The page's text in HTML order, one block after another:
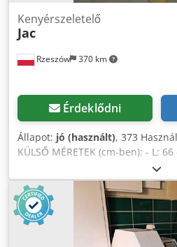
Rzeszów 370 km
Kenyérszeletelő
Jac
Érdeklődni
Állapot: jó (használt), 373
KÜLSŐ MÉRETEK (cm-ben): - L:
MŰSZAKI ADATOK: -
Tápellátás: 400 V FELSZERELÉS:
tartoznak. A gép raktárunkban
Lengyelország). A megadott ár
ANGOLUL, NÉMETÜL,
Cjdpfx Aorg Hawsh Usrf